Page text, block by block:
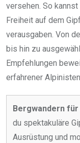
versehen. So
Freiheit auf dem
verausgaben. Von
bis hin zu
Empfehlungen
erfahrener
Bergwandern
du spektakuläre
Ausrüstung und